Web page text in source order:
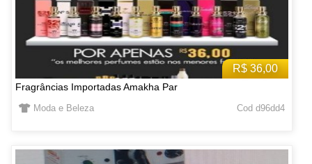
R$ 36,00
Fragrâncias Importadas Amakha Par
Moda e Beleza Cod d96dd4